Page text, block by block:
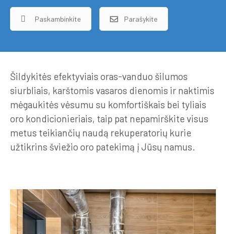
Paskambinkite Parašykite
Šildykitės efektyviais oras-vanduo šilumos
siurbliais, karštomis vasaros dienomis ir naktimis
mėgaukitės vėsumu su komfortiškais bei tyliais
oro kondicionieriais, taip pat nepamirškite visus
metus teikiančių naudą rekuperatorių kurie
užtikrins šviežio oro patekimą į Jūsų namus.